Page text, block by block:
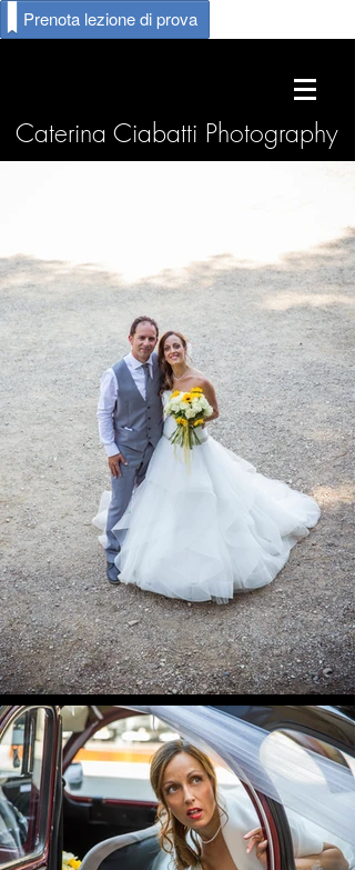
Prenota lezione di prova
Caterina Ciabatti Photography